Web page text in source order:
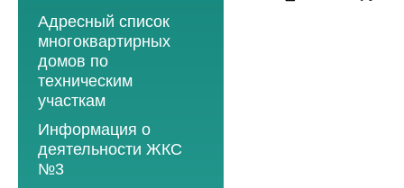
Адресный список
многоквартирных
домов по
техническим
участкам
Информация о
деятельности ЖКС
№3